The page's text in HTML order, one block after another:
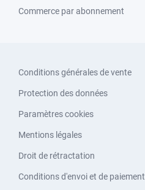
Commerce par abonnement
Conditions générales de vente
Protection des données
Paramètres cookies
Mentions légales
Droit de rétractation
Conditions d'envoi et de paiement